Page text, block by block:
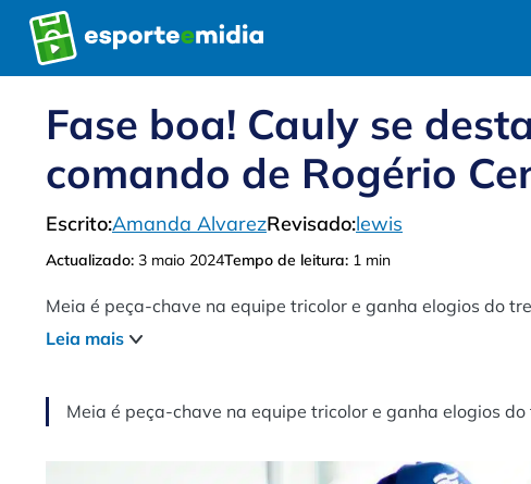
Pular
para
o
Fase boa! Cauly se
comando de Rogério
Escrito:Amanda AlvarezRevisado:lewis
Actualizado: 3 maio 2024Tempo de leitura: 1 min
Meia é peça-chave na equipe tricolor e ganha elogios do
Leia mais
Meia é peça-chave na equipe tricolor e ganha elogios